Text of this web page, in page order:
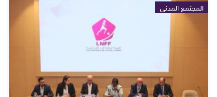
المجتمع المدني